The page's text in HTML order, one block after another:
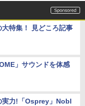
特集！ 見どころ記事
」サウンドを体感
実力!「Osprey」Nobl